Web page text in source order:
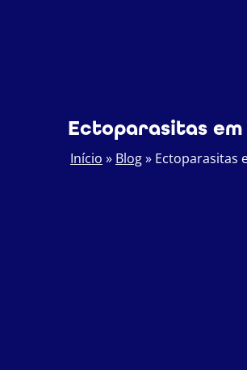
Ectoparasitas em
Início » Blog» Ectoparasitas